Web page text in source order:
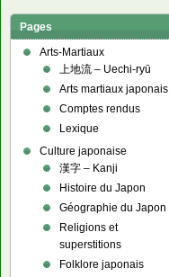
Pages
Arts-Martiaux
上地流 – Uechi-ryū
Arts martiaux japonais
Comptes rendus
Lexique
Culture japonaise
漢字 – Kanji
Histoire du Japon
Géographie du Japon
Religions et
superstitions
Folklore japonais